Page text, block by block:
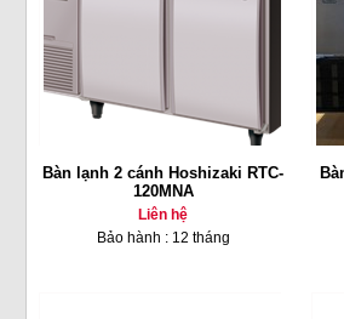
Bàn lạnh 2 cánh Hoshizaki RTC-
120MNA
Liên hệ
Bảo hành : 12 tháng